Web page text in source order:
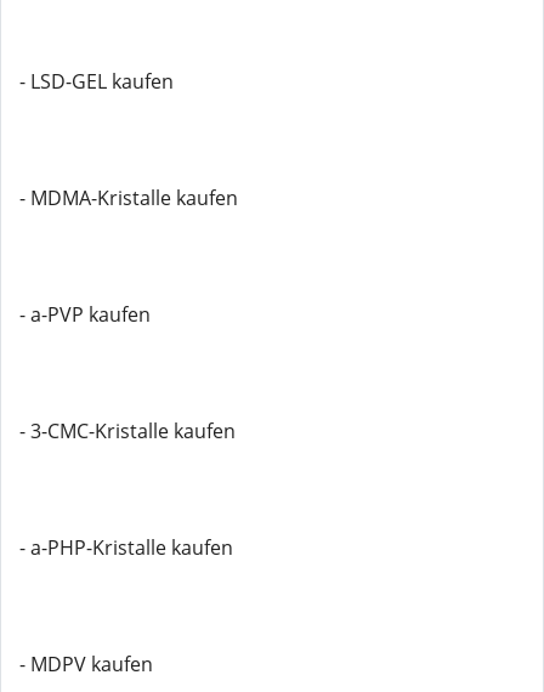
- LSD-GEL kaufen
- MDMA-Kristalle kaufen
- a-PVP kaufen
- 3-CMC-Kristalle kaufen
- a-PHP-Kristalle kaufen
- MDPV kaufen